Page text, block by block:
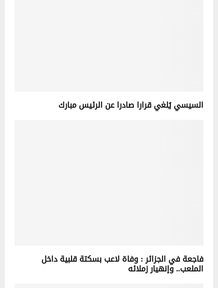
السيسي يُلغي قرارا صادرا عن الرئيس مبارك
فاجعة في الجزائر : وفاة لاعب بسكتة قلبية داخل
الملعب.. وإنهيار زملائه